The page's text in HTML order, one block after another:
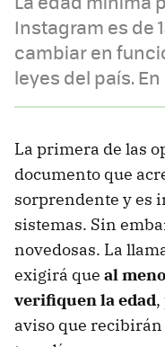
Instagram es de
cambiar en
leyes del país.
La primera de las
documento que
sorprendente y es
sistemas. Sin
novedosas. La
exigirá que al
verifiquen la edad,
aviso que